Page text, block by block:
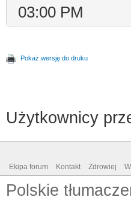
03:00 PM
Pokaż wersję do druku
Użytkownicy
Ekipa forum Kontakt Zdrowiej
Polskie